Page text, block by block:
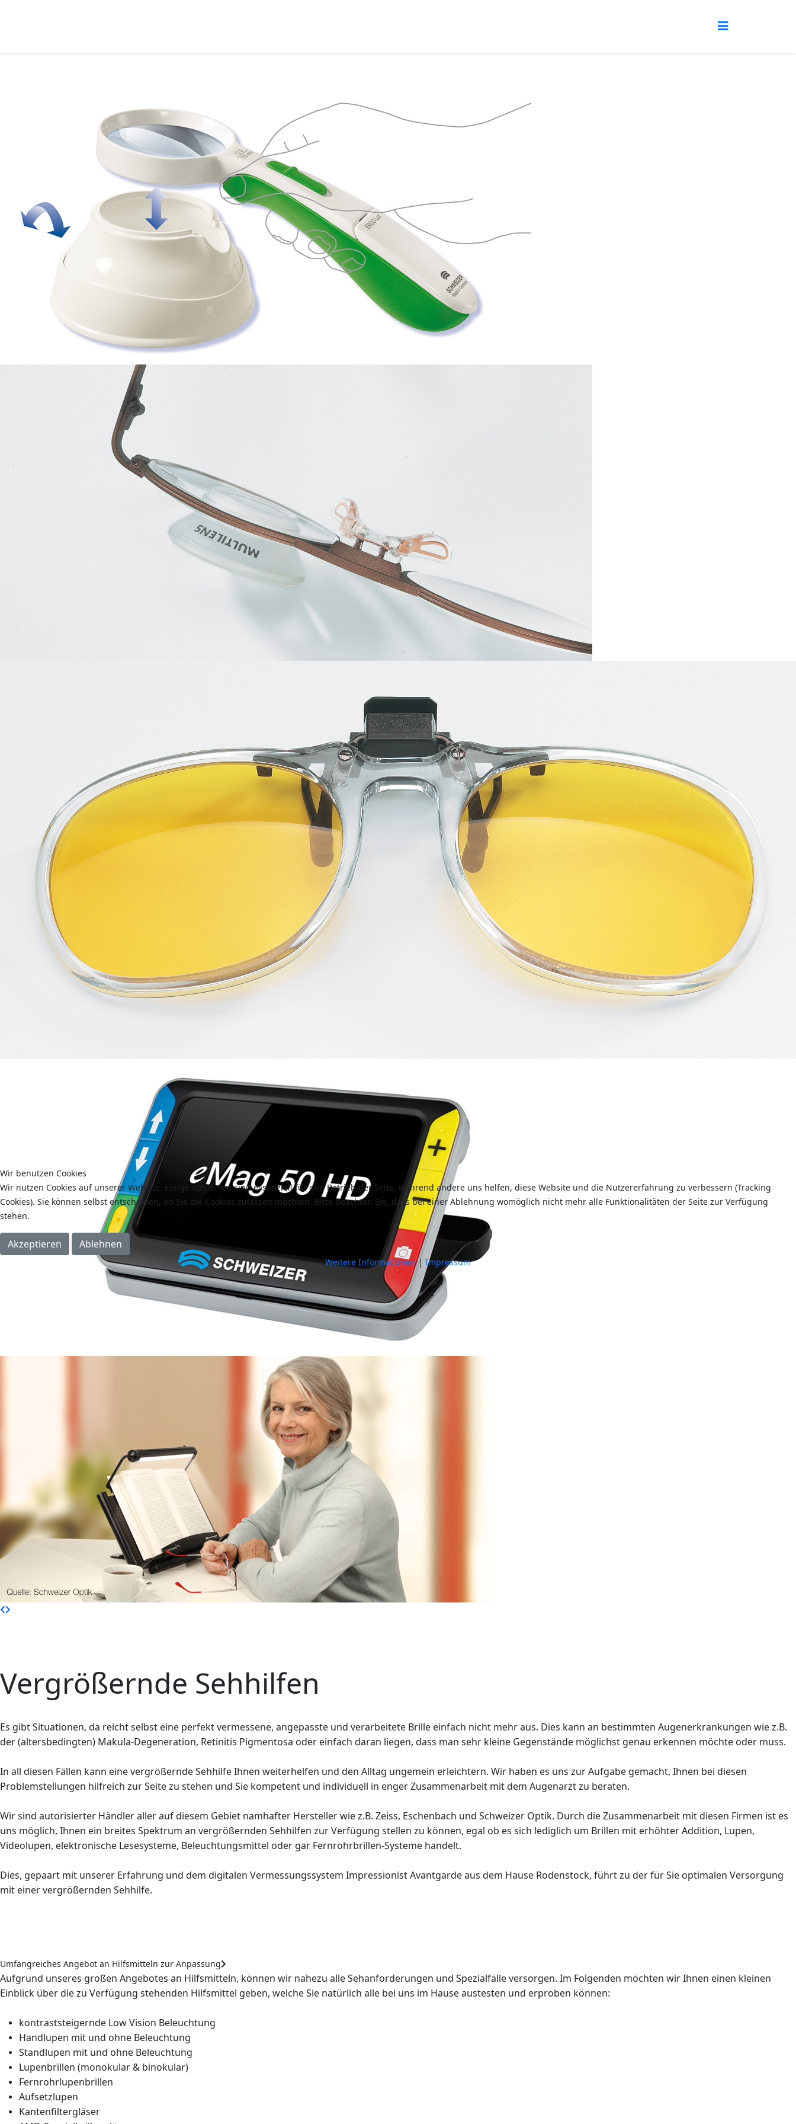
Vergrößernde Sehhilfen
Es gibt Situationen, da reicht selbst eine perfekt vermessene, angepasste und verarbeitete Brille einfach nicht mehr aus. Dies kann an bestimmten Augenerkrankungen wie z.B.
der (altersbedingten) Makula-Degeneration, Retinitis Pigmentosa oder einfach daran liegen, dass man sehr kleine Gegenstände möglichst genau erkennen möchte oder muss.
In all diesen Fällen kann eine vergrößernde Sehhilfe Ihnen weiterhelfen und den Alltag ungemein erleichtern. Wir haben es uns zur Aufgabe gemacht, Ihnen bei diesen
Problemstellungen hilfreich zur Seite zu stehen und Sie kompetent und individuell in enger Zusammenarbeit mit dem Augenarzt zu beraten.
Wir sind autorisierter Händler aller auf diesem Gebiet namhafter Hersteller wie z.B. Zeiss, Eschenbach und Schweizer Optik. Durch die Zusammenarbeit mit diesen Firmen ist es
uns möglich, Ihnen ein breites Spektrum an vergrößernden Sehhilfen zur Verfügung stellen zu können, egal ob es sich lediglich um Brillen mit erhöhter Addition, Lupen,
Videolupen, elektronische Lesesysteme, Beleuchtungsmittel oder gar Fernrohrbrillen-Systeme handelt.
Dies, gepaart mit unserer Erfahrung und dem digitalen Vermessungssystem Impressionist Avantgarde aus dem Hause Rodenstock, führt zu der für Sie optimalen Versorgung
mit einer vergrößernden Sehhilfe.
Umfangreiches Angebot an Hilfsmitteln zur Anpassung
Aufgrund unseres großen Angebotes an Hilfsmitteln, können wir nahezu alle Sehanforderungen und Spezialfälle versorgen. Im Folgenden möchten wir Ihnen einen kleinen
Einblick über die zu Verfügung stehenden Hilfsmittel geben, welche Sie natürlich alle bei uns im Hause austesten und erproben können:
kontraststeigernde Low Vision Beleuchtung
Handlupen mit und ohne Beleuchtung
Standlupen mit und ohne Beleuchtung
Lupenbrillen (monokular & binokular)
Fernrohrlupenbrillen
Aufsetzlupen
Kantenfiltergläser
Wir benutzen Cookies
Wir nutzen Cookies auf unserer Website. Einige von ihnen sind essenziell für den Betrieb der Seite, während andere uns helfen, diese Website und die Nutzererfahrung zu verbessern (Tracking
Cookies). Sie können selbst entscheiden, ob Sie die Cookies zulassen möchten. Bitte beachten Sie, dass bei einer Ablehnung womöglich nicht mehr alle Funktionalitäten der Seite zur Verfügung
stehen.
Akzeptieren Ablehnen
Weitere Informationen| Impressum